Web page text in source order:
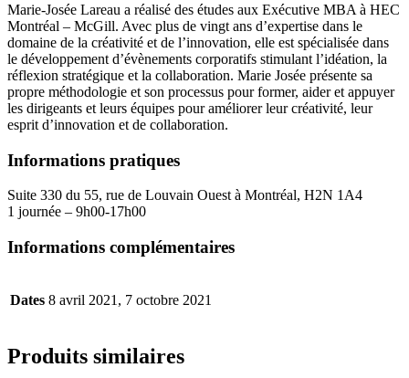
Marie-Josée Lareau a réalisé des études aux Exécutive MBA à HEC
Montréal – McGill. Avec plus de vingt ans d’expertise dans le
domaine de la créativité et de l’innovation, elle est spécialisée dans
le développement d’évènements corporatifs stimulant l’idéation, la
réflexion stratégique et la collaboration. Marie Josée présente sa
propre méthodologie et son processus pour former, aider et appuyer
les dirigeants et leurs équipes pour améliorer leur créativité, leur
esprit d’innovation et de collaboration.
Informations pratiques
Suite 330 du 55, rue de Louvain Ouest à Montréal, H2N 1A4
1 journée – 9h00-17h00
Informations complémentaires
Dates 8 avril 2021, 7 octobre 2021
Produits similaires